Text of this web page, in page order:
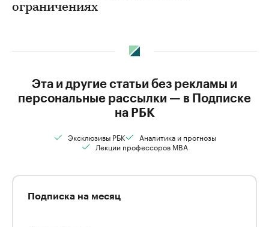
ограничениях
Эта и другие статьи без рекламы и
персональные рассылки — в Подписке
на РБК
Эксклюзивы РБК
Аналитика и прогнозы
Лекции профессоров MBA
Подписка на месяц